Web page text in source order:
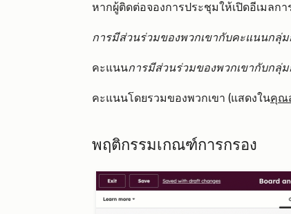
หากผู้ติดต่อจองการประชุมให้เปิดอีเมลก
การมีส่วนร่วมของพวกเขากับคะแนนกลุ่ม
คะแนนการมีส่วนร่วมของพวกเขากับกลุ่
คะแนนโดยรวมของพวกเขา (แสดงในคุณ
พฤติกรรมเกณฑ์การกรอง